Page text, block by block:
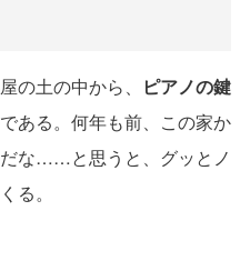
の土の中から、
ピアノの鍵
ある。何年も前、この家か
な……と思うと、グッとノ
る。